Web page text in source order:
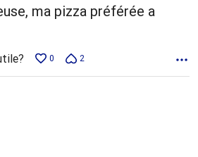
ma pizza préférée a
0 2